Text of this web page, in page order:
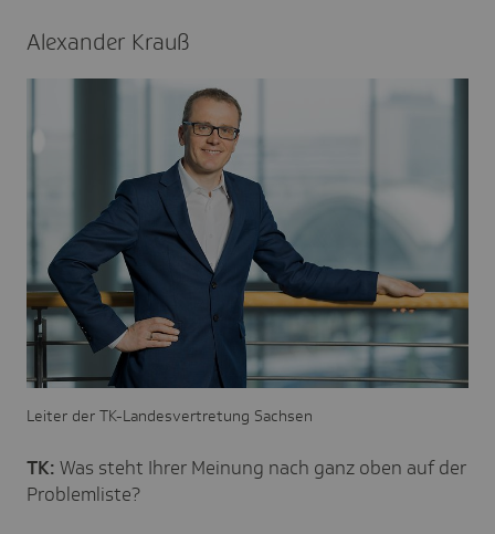
Alex­ander Krauß
Leiter der TK-Landesvertretung Sachsen
TK: Was steht Ihrer Meinung nach ganz oben auf der
Problemliste?